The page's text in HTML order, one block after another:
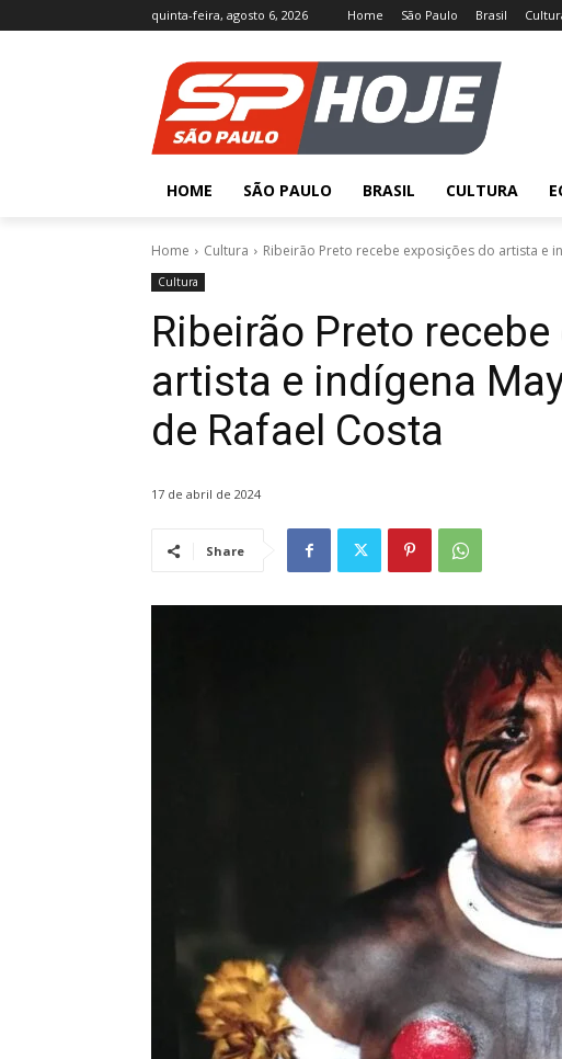
quinta-feira, agosto 6, 2026 Home São Paulo Brasil
HOME SÃO PAULO BRASIL CULTURA
Home Cultura Ribeirão Preto recebe exposições do artista e
Cultura
Ribeirão Preto
artista e indígena
de Rafael Costa
17 de abril de 2024
Share